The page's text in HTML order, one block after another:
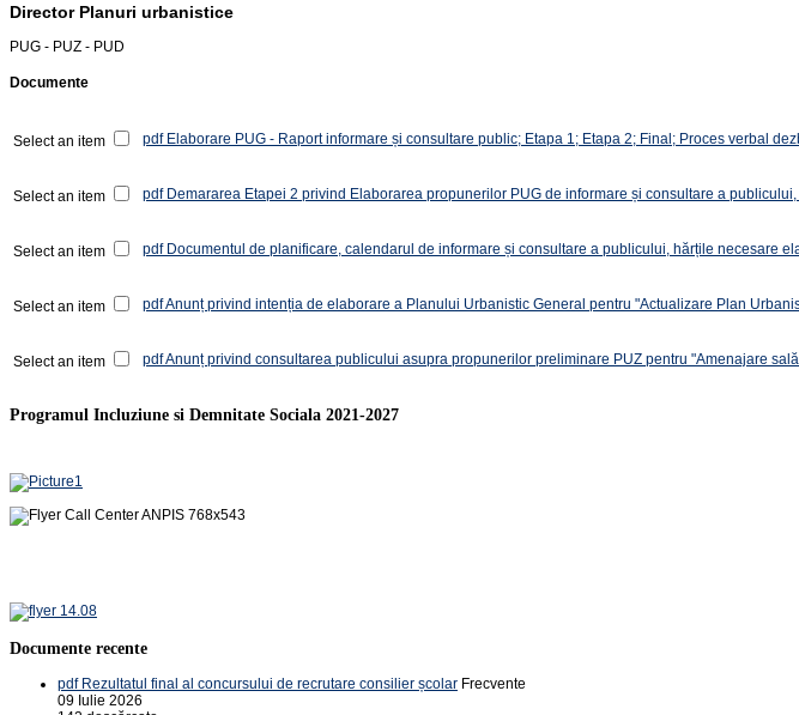
Director Planuri urbanistice
PUG - PUZ - PUD
Documente
Select an item pdf Elaborare PUG - Raport informare și consultare public; Etapa 1; Etapa 2; Final; Proces verbal
Select an item pdf Demararea Etapei 2 privind Elaborarea propunerilor PUG de informare și consultare a
Select an item pdf Documentul de planificare, calendarul de informare și consultare a publicului, hărțile necesare
Select an item pdfAnunț privind intenția de elaborare a Planului Urbanistic General pentru "Actualizare Plan
Select an item pdfAnunț privind consultarea publicului asupra propunerilor preliminare PUZ pentru "Amenajare
Programul Incluziune si Demnitate Sociala 2021-2027
Documente recente
pdf Rezultatul final al concursului de recrutare consilier școlar Frecvente
09 Iulie 2026